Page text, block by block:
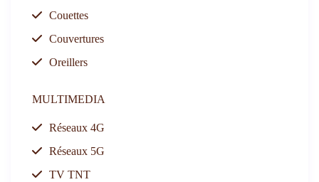
Couettes
Couvertures
Oreillers
MULTIMEDIA
Réseaux 4G
Réseaux 5G
TV TNT